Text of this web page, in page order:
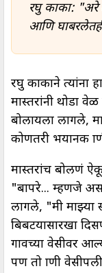
रघु काका: "अरे
आणि
रघु काकाने त्यांना
मास्तरांनी थोडा
बोलायला लागले,
कोणतरी भयानक
मास्तरांच बोलणं
"बापरे... म्हणजे
लागले, "मी माझ्या
बिबटयासारखा
गावच्या वेसीवर
पण तो प्राणी